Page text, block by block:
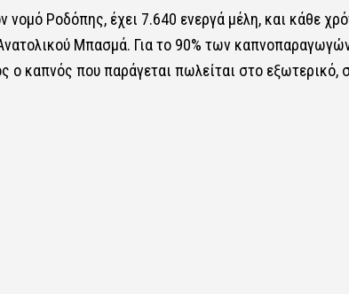
Ροδόπης, έχει 7.640 ενεργά μέλη, και κάθε
Μπασμά. Για το 90% των
ο καπνός που παράγεται πωλείται στο εξωτερικό,